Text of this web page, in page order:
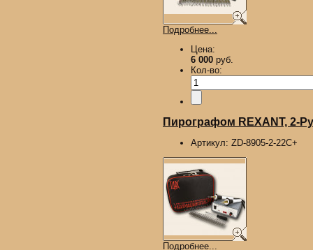
Подробнее...
Цена:
6 000 руб.
Кол-во:
Пирографом REXANT, 2-
Артикул: ZD-8905-2-22С+
Подробнее...